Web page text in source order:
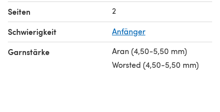
Seiten 2
Schwierigkeit Anfänger
Garnstärke
Aran (4,50-5,50 mm)
Worsted (4,50-5,50 mm)